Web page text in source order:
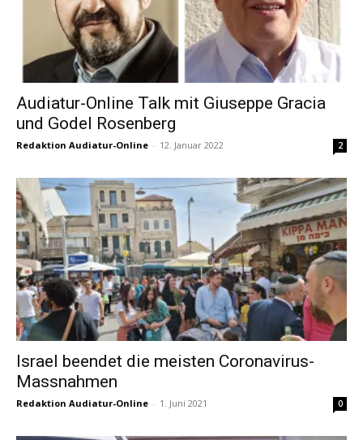
Audiatur-Online Talk mit Giuseppe Gracia
und Godel Rosenberg
Redaktion Audiatur-Online - 12. Januar 2022 2
Israel beendet die meisten Coronavirus-
Massnahmen
Redaktion Audiatur-Online - 1. Juni 2021 0